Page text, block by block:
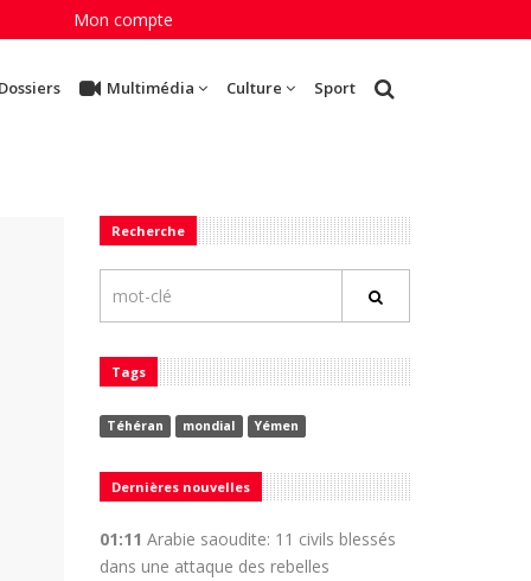
Mon compte
Multimédia Culture Sport
Recherche
Tags
Téhéran mondial Yémen
Dernières nouvelles
01:11 Arabie saoudite: 11 civils blessés
dans une attaque des rebelles